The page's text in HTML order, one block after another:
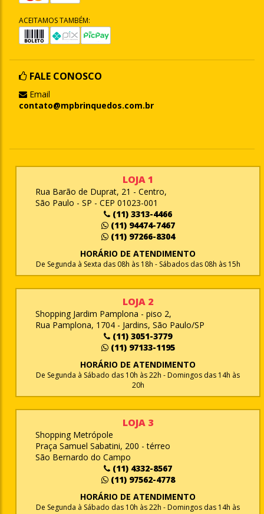
ACEITAMOS TAMBÉM:
FALE CONOSCO
Email
contato@mpbrinquedos.com.br
LOJA 1
Rua Barão de Duprat, 21 - Centro,
São Paulo - SP - CEP 01023-001
(11) 3313-4466
(11) 94474-7467
(11) 97266-8304
HORÁRIO DE ATENDIMENTO
De Segunda à Sexta das 08h às 18h - Sábados das 08h às 15h
LOJA 2
Shopping Jardim Pamplona - piso 2,
Rua Pamplona, 1704 - Jardins, São Paulo/SP
(11) 3051-3779
(11) 97133-1195
HORÁRIO DE ATENDIMENTO
De Segunda à Sábado das 10h às 22h - Domingos das 14h às
20h
LOJA 3
Shopping Metrópole
Praça Samuel Sabatini, 200 - térreo
São Bernardo do Campo
(11) 4332-8567
(11) 97562-4778
HORÁRIO DE ATENDIMENTO
De Segunda à Sábado das 10h às 22h - Domingos das 14h às